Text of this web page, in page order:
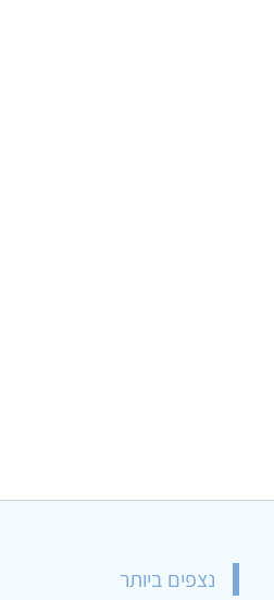
נצפים ביותר